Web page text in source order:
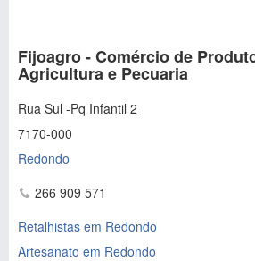
Fijoagro - Comércio de
Agricultura e Pecuaria
Rua Sul -Pq Infantil 2
7170-000
Redondo
266 909 571
Retalhistas em Redondo
Artesanato em Redondo